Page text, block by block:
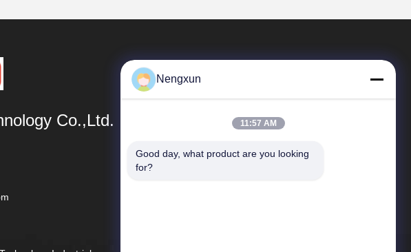
Co.,Ltd.
Liens Rapides
Nengxun
11:57 AM
Good day, what product are you looking
for?